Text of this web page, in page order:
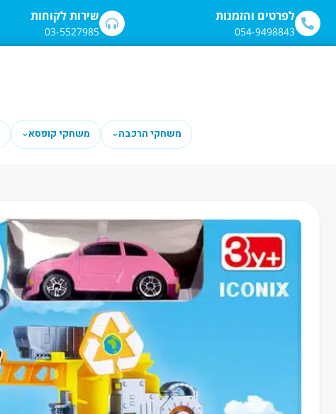
לתוכן שירות לקוחות
03-5527985
לפרטים והזמנות
054-9498843
משחקי הרכבה⌄ משחקי קופסא⌄